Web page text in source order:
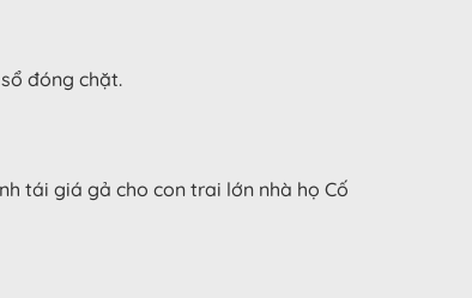
đóng chặt.
tái giá gả cho con trai lớn nhà họ Cố